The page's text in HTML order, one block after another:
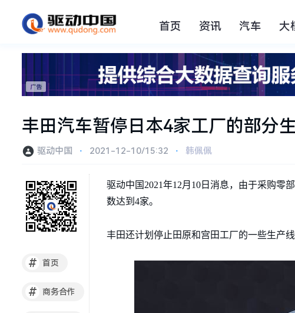
首页 资讯 汽车 大
丰田汽车暂停日本4家工厂的部分
驱动中国 ⋅ 2021-12-10/15:32 ⋅ 韩佩佩
# 首页
# 商务合作
驱动中国2021年12月10日消息，由于采购零
数达到4家。
丰田还计划停止田原和宫田工厂的一些生产线